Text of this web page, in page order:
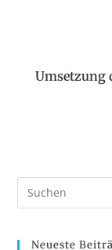
Umsetzung
Neueste